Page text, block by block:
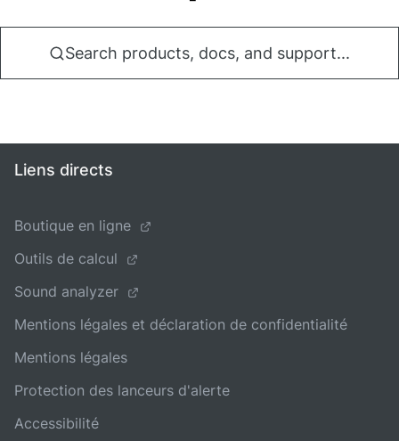
Search products, docs, and support...
Liens directs
Boutique en ligne
Outils de calcul
Sound analyzer
Mentions légales et déclaration de confidentialité
Mentions légales
Protection des lanceurs d'alerte
Accessibilité